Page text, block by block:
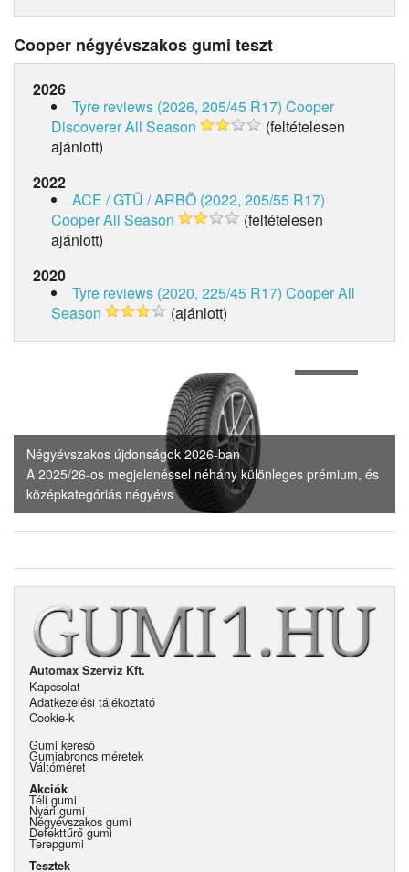
Cooper négyévszakos gumi teszt
2026
Tyre reviews (2026, 205/45 R17) Cooper
Discoverer All Season
(feltételesen
ajánlott)
2022
ACE / GTÜ / ARBÖ (2022, 205/55 R17)
Cooper All Season
(feltételesen
ajánlott)
2020
Tyre reviews (2020, 225/45 R17) Cooper All
Season
(ajánlott)
Négyévszakos újdonságok 2026-ban
A 2025/26-os megjelenéssel néhány különleges prémium, és
középkategóriás négyévs
Automax Szerviz Kft.
Kapcsolat
Adatkezelési tájékoztató
Cookie-k
Gumi kereső
Gumiabroncs méretek
Váltóméret
Akciók
Téli gumi
Nyári gumi
Négyévszakos gumi
Defekttűrő gumi
Terepgumi
Tesztek